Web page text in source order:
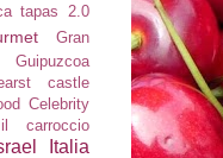
tapas 2.0
Gran
Guipuzcoa
castle
Celebrity
il carroccio
Italia